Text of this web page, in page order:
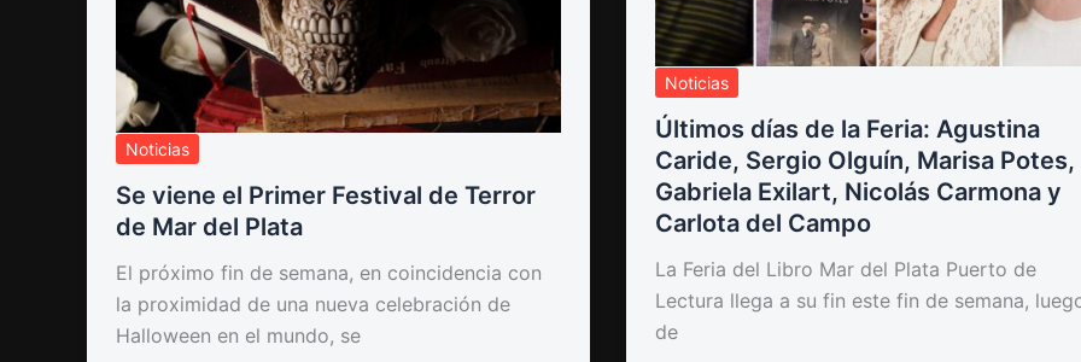
Noticias
Se viene el Primer Festival de Terror
de Mar del Plata
El próximo fin de semana, en coincidencia con
la proximidad de una nueva celebración de
Halloween en el mundo, se
Noticias
Últimos días de la Feria: Agustina
Caride, Sergio Olguín, Marisa Potes,
Gabriela Exilart, Nicolás Carmona y
Carlota del Campo
La Feria del Libro Mar del Plata Puerto de
Lectura llega a su fin este fin de semana,
de